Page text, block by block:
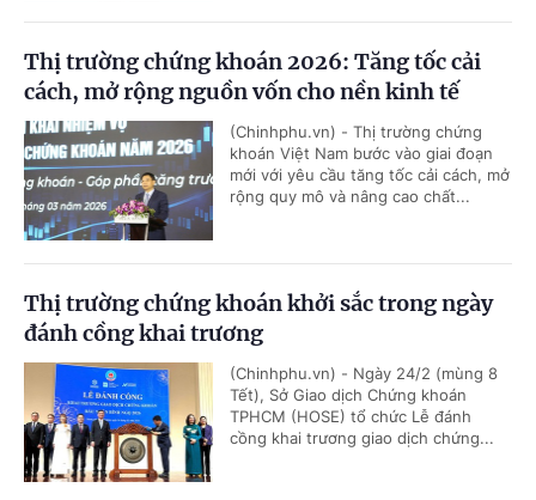
Thị trường chứng khoán 2026: Tăng tốc cải
cách, mở rộng nguồn vốn cho nền kinh tế
(Chinhphu.vn) - Thị trường chứng
khoán Việt Nam bước vào giai đoạn
mới với yêu cầu tăng tốc cải cách, mở
rộng quy mô và nâng cao chất...
Thị trường chứng khoán khởi sắc trong ngày
đánh cồng khai trương
(Chinhphu.vn) - Ngày 24/2 (mùng 8
Tết), Sở Giao dịch Chứng khoán
TPHCM (HOSE) tổ chức Lễ đánh
cồng khai trương giao dịch chứng...